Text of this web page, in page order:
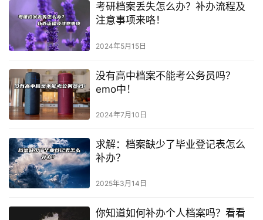
考研档案丢失怎么办？补办流程及
注意事项来咯！
2024年5月15日
没有高中档案不能考公务员吗？
emo中！
2024年7月10日
求解：档案缺少了毕业登记表怎么
补办？
2025年3月14日
你知道如何补办个人档案吗？看看